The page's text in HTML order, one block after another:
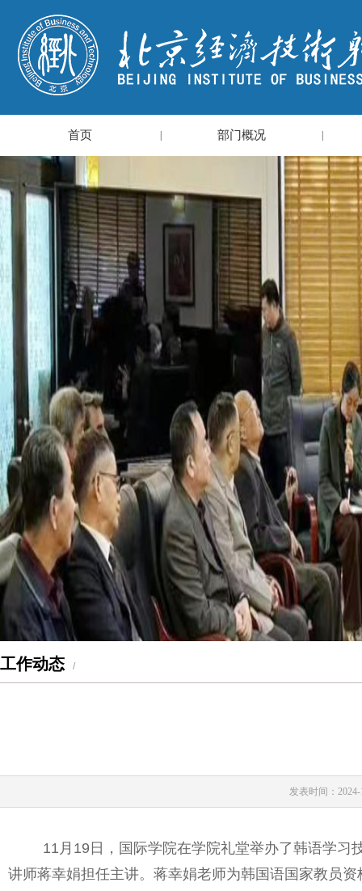
首页 部门概况
工作动态 /
发表时间：2024-
11月19日，国际学院在学院礼堂举办了韩语学
讲师蒋幸娟担任主讲。蒋幸娟老师为韩国语国家教员